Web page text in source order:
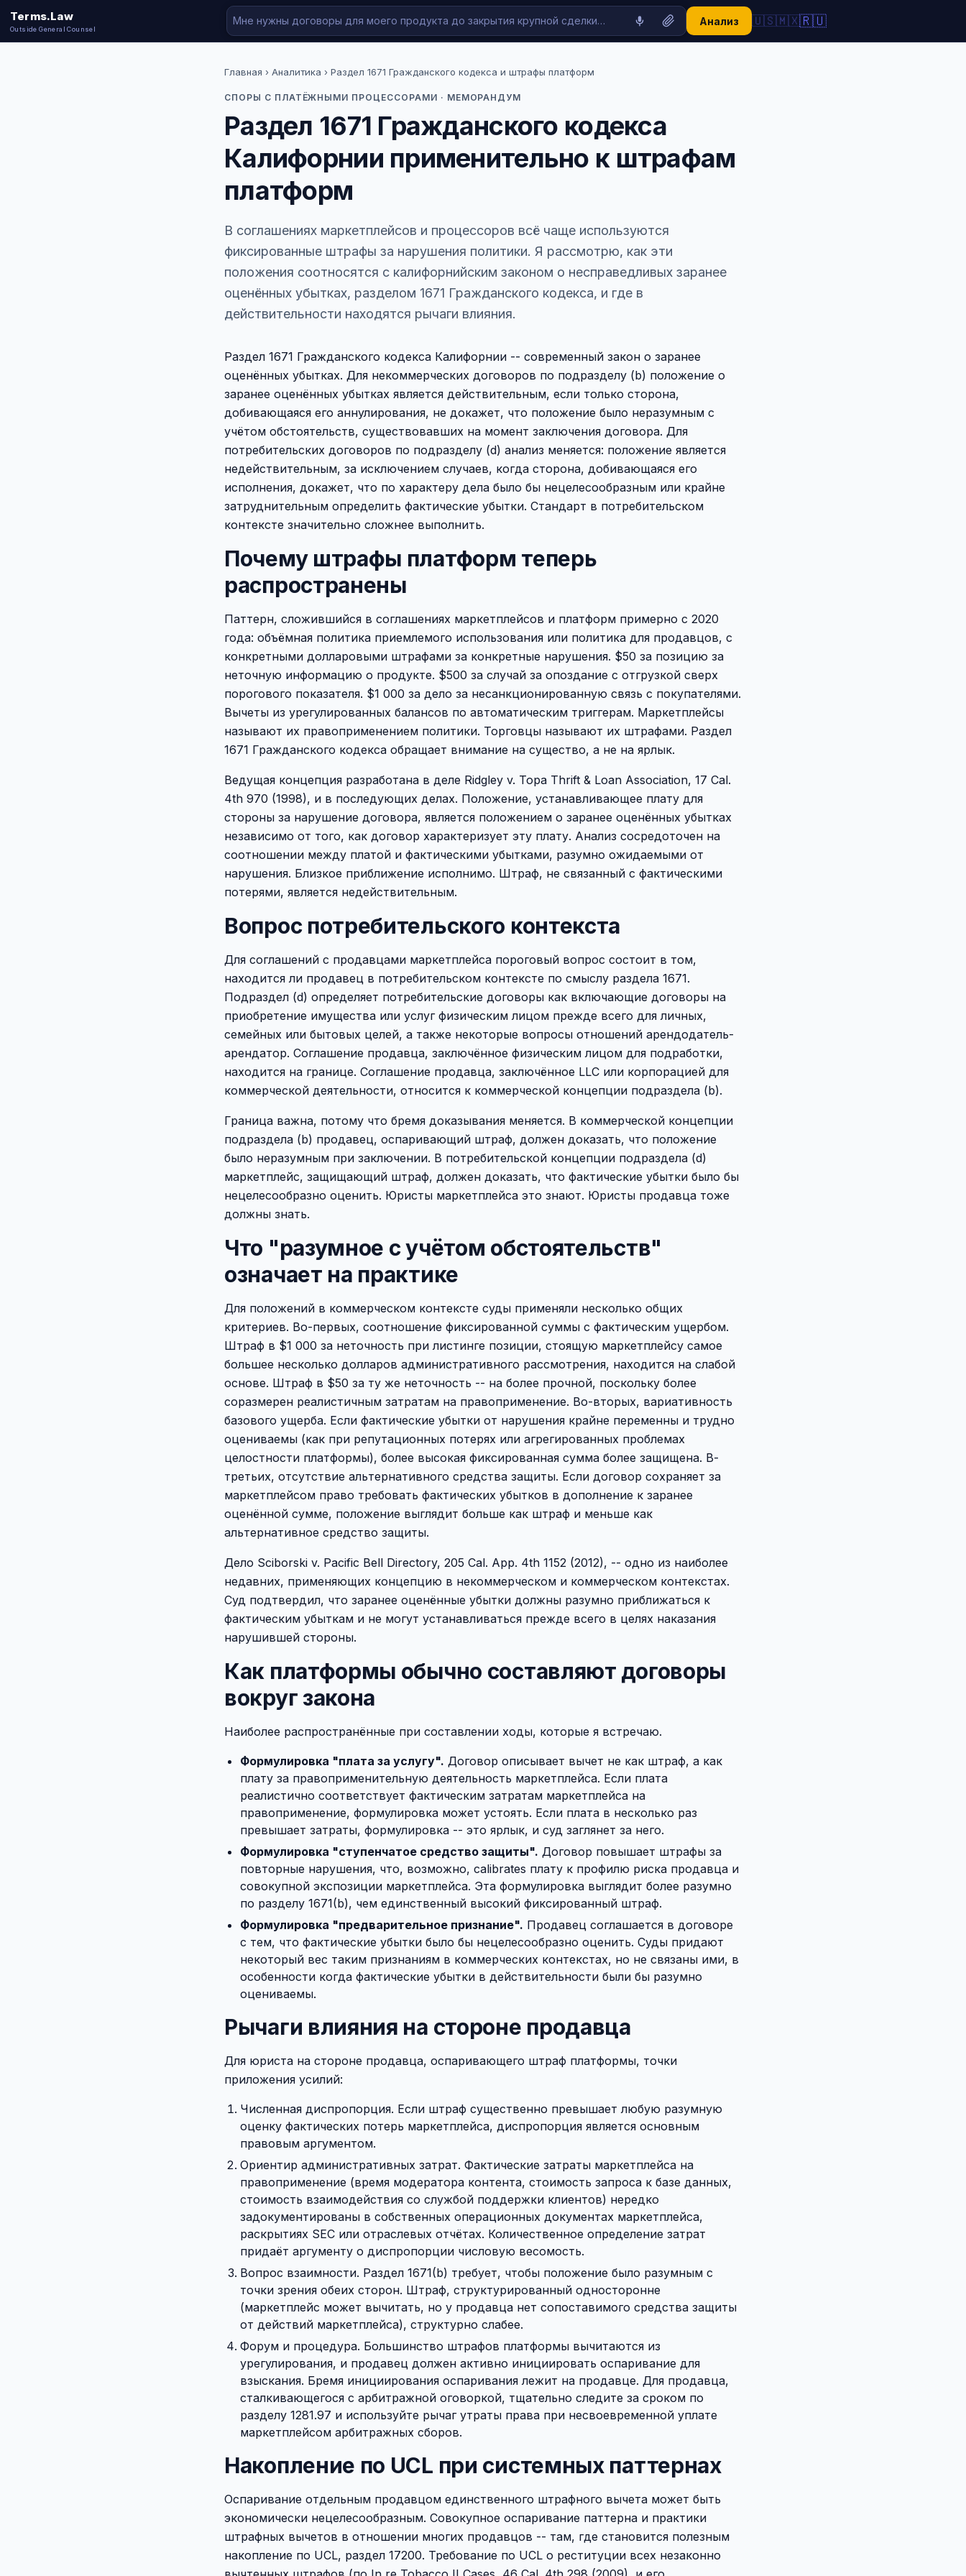
Terms.Law
Outside General Counsel
🇺🇸🇲🇽🇷🇺
Анализ
Главная › Аналитика › Раздел 1671 Гражданского кодекса и штрафы платформ
СПОРЫ С ПЛАТЁЖНЫМИ ПРОЦЕССОРАМИ · МЕМОРАНДУМ
Раздел 1671 Гражданского кодекса
Калифорнии применительно к штрафам
платформ
В соглашениях маркетплейсов и процессоров всё чаще используются
фиксированные штрафы за нарушения политики. Я рассмотрю, как эти
положения соотносятся с калифорнийским законом о несправедливых заранее
оценённых убытках, разделом 1671 Гражданского кодекса, и где в
действительности находятся рычаги влияния.
Раздел 1671 Гражданского кодекса Калифорнии -- современный закон о заранее
оценённых убытках. Для некоммерческих договоров по подразделу (b) положение о
заранее оценённых убытках является действительным, если только сторона,
добивающаяся его аннулирования, не докажет, что положение было неразумным с
учётом обстоятельств, существовавших на момент заключения договора. Для
потребительских договоров по подразделу (d) анализ меняется: положение является
недействительным, за исключением случаев, когда сторона, добивающаяся его
исполнения, докажет, что по характеру дела было бы нецелесообразным или крайне
затруднительным определить фактические убытки. Стандарт в потребительском
контексте значительно сложнее выполнить.
Почему штрафы платформ теперь
распространены
Паттерн, сложившийся в соглашениях маркетплейсов и платформ примерно с 2020
года: объёмная политика приемлемого использования или политика для продавцов, с
конкретными долларовыми штрафами за конкретные нарушения. $50 за позицию за
неточную информацию о продукте. $500 за случай за опоздание с отгрузкой сверх
порогового показателя. $1 000 за дело за несанкционированную связь с покупателями.
Вычеты из урегулированных балансов по автоматическим триггерам. Маркетплейсы
называют их правоприменением политики. Торговцы называют их штрафами. Раздел
1671 Гражданского кодекса обращает внимание на существо, а не на ярлык.
Ведущая концепция разработана в деле Ridgley v. Topa Thrift & Loan Association, 17 Cal.
4th 970 (1998), и в последующих делах. Положение, устанавливающее плату для
стороны за нарушение договора, является положением о заранее оценённых убытках
независимо от того, как договор характеризует эту плату. Анализ сосредоточен на
соотношении между платой и фактическими убытками, разумно ожидаемыми от
нарушения. Близкое приближение исполнимо. Штраф, не связанный с фактическими
потерями, является недействительным.
Вопрос потребительского контекста
Для соглашений с продавцами маркетплейса пороговый вопрос состоит в том,
находится ли продавец в потребительском контексте по смыслу раздела 1671.
Подраздел (d) определяет потребительские договоры как включающие договоры на
приобретение имущества или услуг физическим лицом прежде всего для личных,
семейных или бытовых целей, а также некоторые вопросы отношений арендодатель-
арендатор. Соглашение продавца, заключённое физическим лицом для подработки,
находится на границе. Соглашение продавца, заключённое LLC или корпорацией для
коммерческой деятельности, относится к коммерческой концепции подраздела (b).
Граница важна, потому что бремя доказывания меняется. В коммерческой концепции
подраздела (b) продавец, оспаривающий штраф, должен доказать, что положение
было неразумным при заключении. В потребительской концепции подраздела (d)
маркетплейс, защищающий штраф, должен доказать, что фактические убытки было бы
нецелесообразно оценить. Юристы маркетплейса это знают. Юристы продавца тоже
должны знать.
Что "разумное с учётом обстоятельств"
означает на практике
Для положений в коммерческом контексте суды применяли несколько общих
критериев. Во-первых, соотношение фиксированной суммы с фактическим ущербом.
Штраф в $1 000 за неточность при листинге позиции, стоящую маркетплейсу самое
большее несколько долларов административного рассмотрения, находится на слабой
основе. Штраф в $50 за ту же неточность -- на более прочной, поскольку более
соразмерен реалистичным затратам на правоприменение. Во-вторых, вариативность
базового ущерба. Если фактические убытки от нарушения крайне переменны и трудно
оцениваемы (как при репутационных потерях или агрегированных проблемах
целостности платформы), более высокая фиксированная сумма более защищена. В-
третьих, отсутствие альтернативного средства защиты. Если договор сохраняет за
маркетплейсом право требовать фактических убытков в дополнение к заранее
оценённой сумме, положение выглядит больше как штраф и меньше как
альтернативное средство защиты.
Дело Sciborski v. Pacific Bell Directory, 205 Cal. App. 4th 1152 (2012), -- одно из наиболее
недавних, применяющих концепцию в некоммерческом и коммерческом контекстах.
Суд подтвердил, что заранее оценённые убытки должны разумно приближаться к
фактическим убыткам и не могут устанавливаться прежде всего в целях наказания
нарушившей стороны.
Как платформы обычно составляют договоры
вокруг закона
Наиболее распространённые при составлении ходы, которые я встречаю.
Формулировка "плата за услугу". Договор описывает вычет не как штраф, а как
плату за правоприменительную деятельность маркетплейса. Если плата
реалистично соответствует фактическим затратам маркетплейса на
правоприменение, формулировка может устоять. Если плата в несколько раз
превышает затраты, формулировка -- это ярлык, и суд заглянет за него.
Формулировка "ступенчатое средство защиты". Договор повышает штрафы за
повторные нарушения, что, возможно, calibrates плату к профилю риска продавца и
совокупной экспозиции маркетплейса. Эта формулировка выглядит более разумно
по разделу 1671(b), чем единственный высокий фиксированный штраф.
Формулировка "предварительное признание". Продавец соглашается в договоре
с тем, что фактические убытки было бы нецелесообразно оценить. Суды придают
некоторый вес таким признаниям в коммерческих контекстах, но не связаны ими, в
особенности когда фактические убытки в действительности были бы разумно
оцениваемы.
Рычаги влияния на стороне продавца
Для юриста на стороне продавца, оспаривающего штраф платформы, точки
приложения усилий:
Численная диспропорция. Если штраф существенно превышает любую разумную
оценку фактических потерь маркетплейса, диспропорция является основным
правовым аргументом.
Ориентир административных затрат. Фактические затраты маркетплейса на
правоприменение (время модератора контента, стоимость запроса к базе данных,
стоимость взаимодействия со службой поддержки клиентов) нередко
задокументированы в собственных операционных документах маркетплейса,
раскрытиях SEC или отраслевых отчётах. Количественное определение затрат
придаёт аргументу о диспропорции числовую весомость.
Вопрос взаимности. Раздел 1671(b) требует, чтобы положение было разумным с
точки зрения обеих сторон. Штраф, структурированный односторонне
(маркетплейс может вычитать, но у продавца нет сопоставимого средства защиты
от действий маркетплейса), структурно слабее.
Форум и процедура. Большинство штрафов платформы вычитаются из
урегулирования, и продавец должен активно инициировать оспаривание для
взыскания. Бремя инициирования оспаривания лежит на продавце. Для продавца,
сталкивающегося с арбитражной оговоркой, тщательно следите за сроком по
разделу 1281.97 и используйте рычаг утраты права при несвоевременной уплате
маркетплейсом арбитражных сборов.
Накопление по UCL при системных паттернах
Оспаривание отдельным продавцом единственного штрафного вычета может быть
экономически нецелесообразным. Совокупное оспаривание паттерна и практики
штрафных вычетов в отношении многих продавцов -- там, где становится полезным
накопление по UCL, раздел 17200. Требование по UCL о реституции всех незаконно